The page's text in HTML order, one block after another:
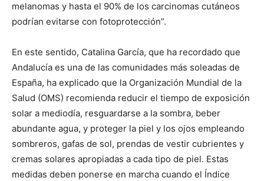
melanomas y hasta el 90% de los carcinomas cutáneos
podrían evitarse con fotoprotección”.
En este sentido, Catalina García, que ha recordado que
Andalucía es una de las comunidades más soleadas de
España, ha explicado que la Organización Mundial de la
Salud (OMS) recomienda reducir el tiempo de exposición
solar a mediodía, resguardarse a la sombra, beber
abundante agua, y proteger la piel y los ojos empleando
sombreros, gafas de sol, prendas de vestir cubrientes y
cremas solares apropiadas a cada tipo de piel. Estas
medidas deben ponerse en marcha cuando el Índice